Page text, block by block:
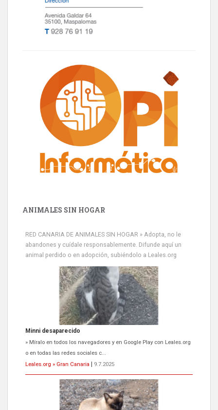
ANIMALES SIN HOGAR
RED CANARIA DE ANIMALES SIN HOGAR » Adopta, no le
abandones y cuídale responsablemente. Difunde aquí un
animal perdido o en adopción, subiéndolo a Leales.org
Siami Perdida
Se llama Siami,es hembra de 4 años,esterilizada con marca de
oreja,cariñosa,mimosa pero miedosa,e...
Leales.org » Gran Canaria
9.7.2025